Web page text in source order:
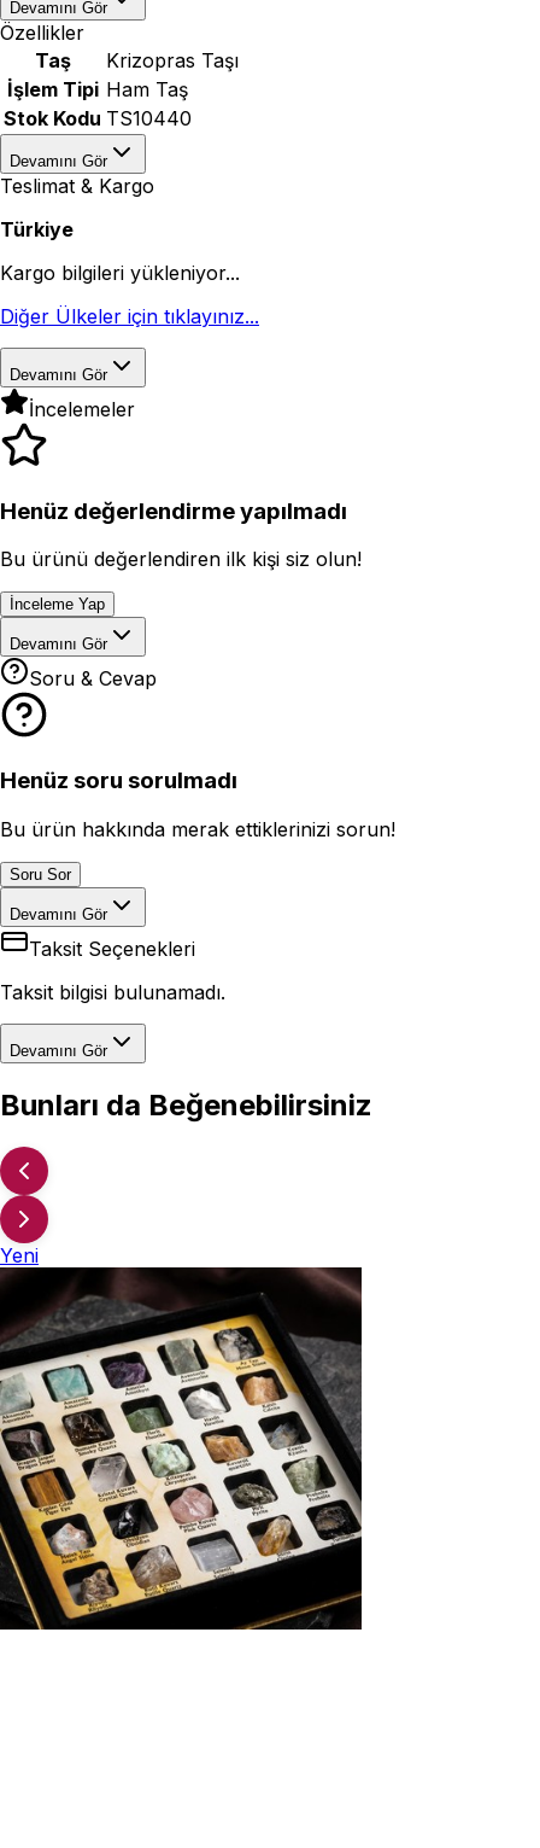
Devamını Gör
Özellikler
Taş
Krizopras Taşı
İşlem Tipi Ham Taş
Stok Kodu TS10440
Devamını Gör
Teslimat & Kargo
Türkiye
Kargo bilgileri yükleniyor...
Diğer Ülkeler için tıklayınız...
Devamını Gör
İncelemeler
Henüz değerlendirme yapılmadı
Bu ürünü değerlendiren ilk kişi siz olun!
İnceleme Yap
Devamını Gör
Soru & Cevap
Henüz soru sorulmadı
Bu ürün hakkında merak ettiklerinizi sorun!
Soru Sor
Devamını Gör
Taksit Seçenekleri
Taksit bilgisi bulunamadı.
Devamını Gör
Bunları da Beğenebilirsiniz
Yeni